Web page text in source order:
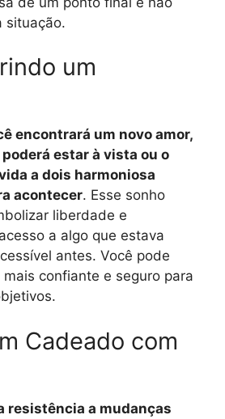
situação.
um
encontrará um novo amor,
estar à vista ou o
a dois harmoniosa
acontecer. Esse sonho
liberdade e
a algo que estava
antes. Você pode
confiante e seguro para
Cadeado com
resistência a mudanças